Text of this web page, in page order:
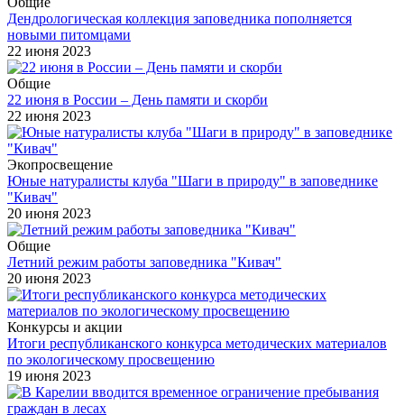
Дендрологическая коллекция заповедника пополняется
новыми питомцами
22 июня 2023
Общие
22 июня в России – День памяти и скорби
22 июня 2023
Экопросвещение
Юные натуралисты клуба "Шаги в природу" в заповеднике
"Кивач"
20 июня 2023
Общие
Летний режим работы заповедника "Кивач"
20 июня 2023
Конкурсы и акции
Итоги республиканского конкурса методических материалов
по экологическому просвещению
19 июня 2023